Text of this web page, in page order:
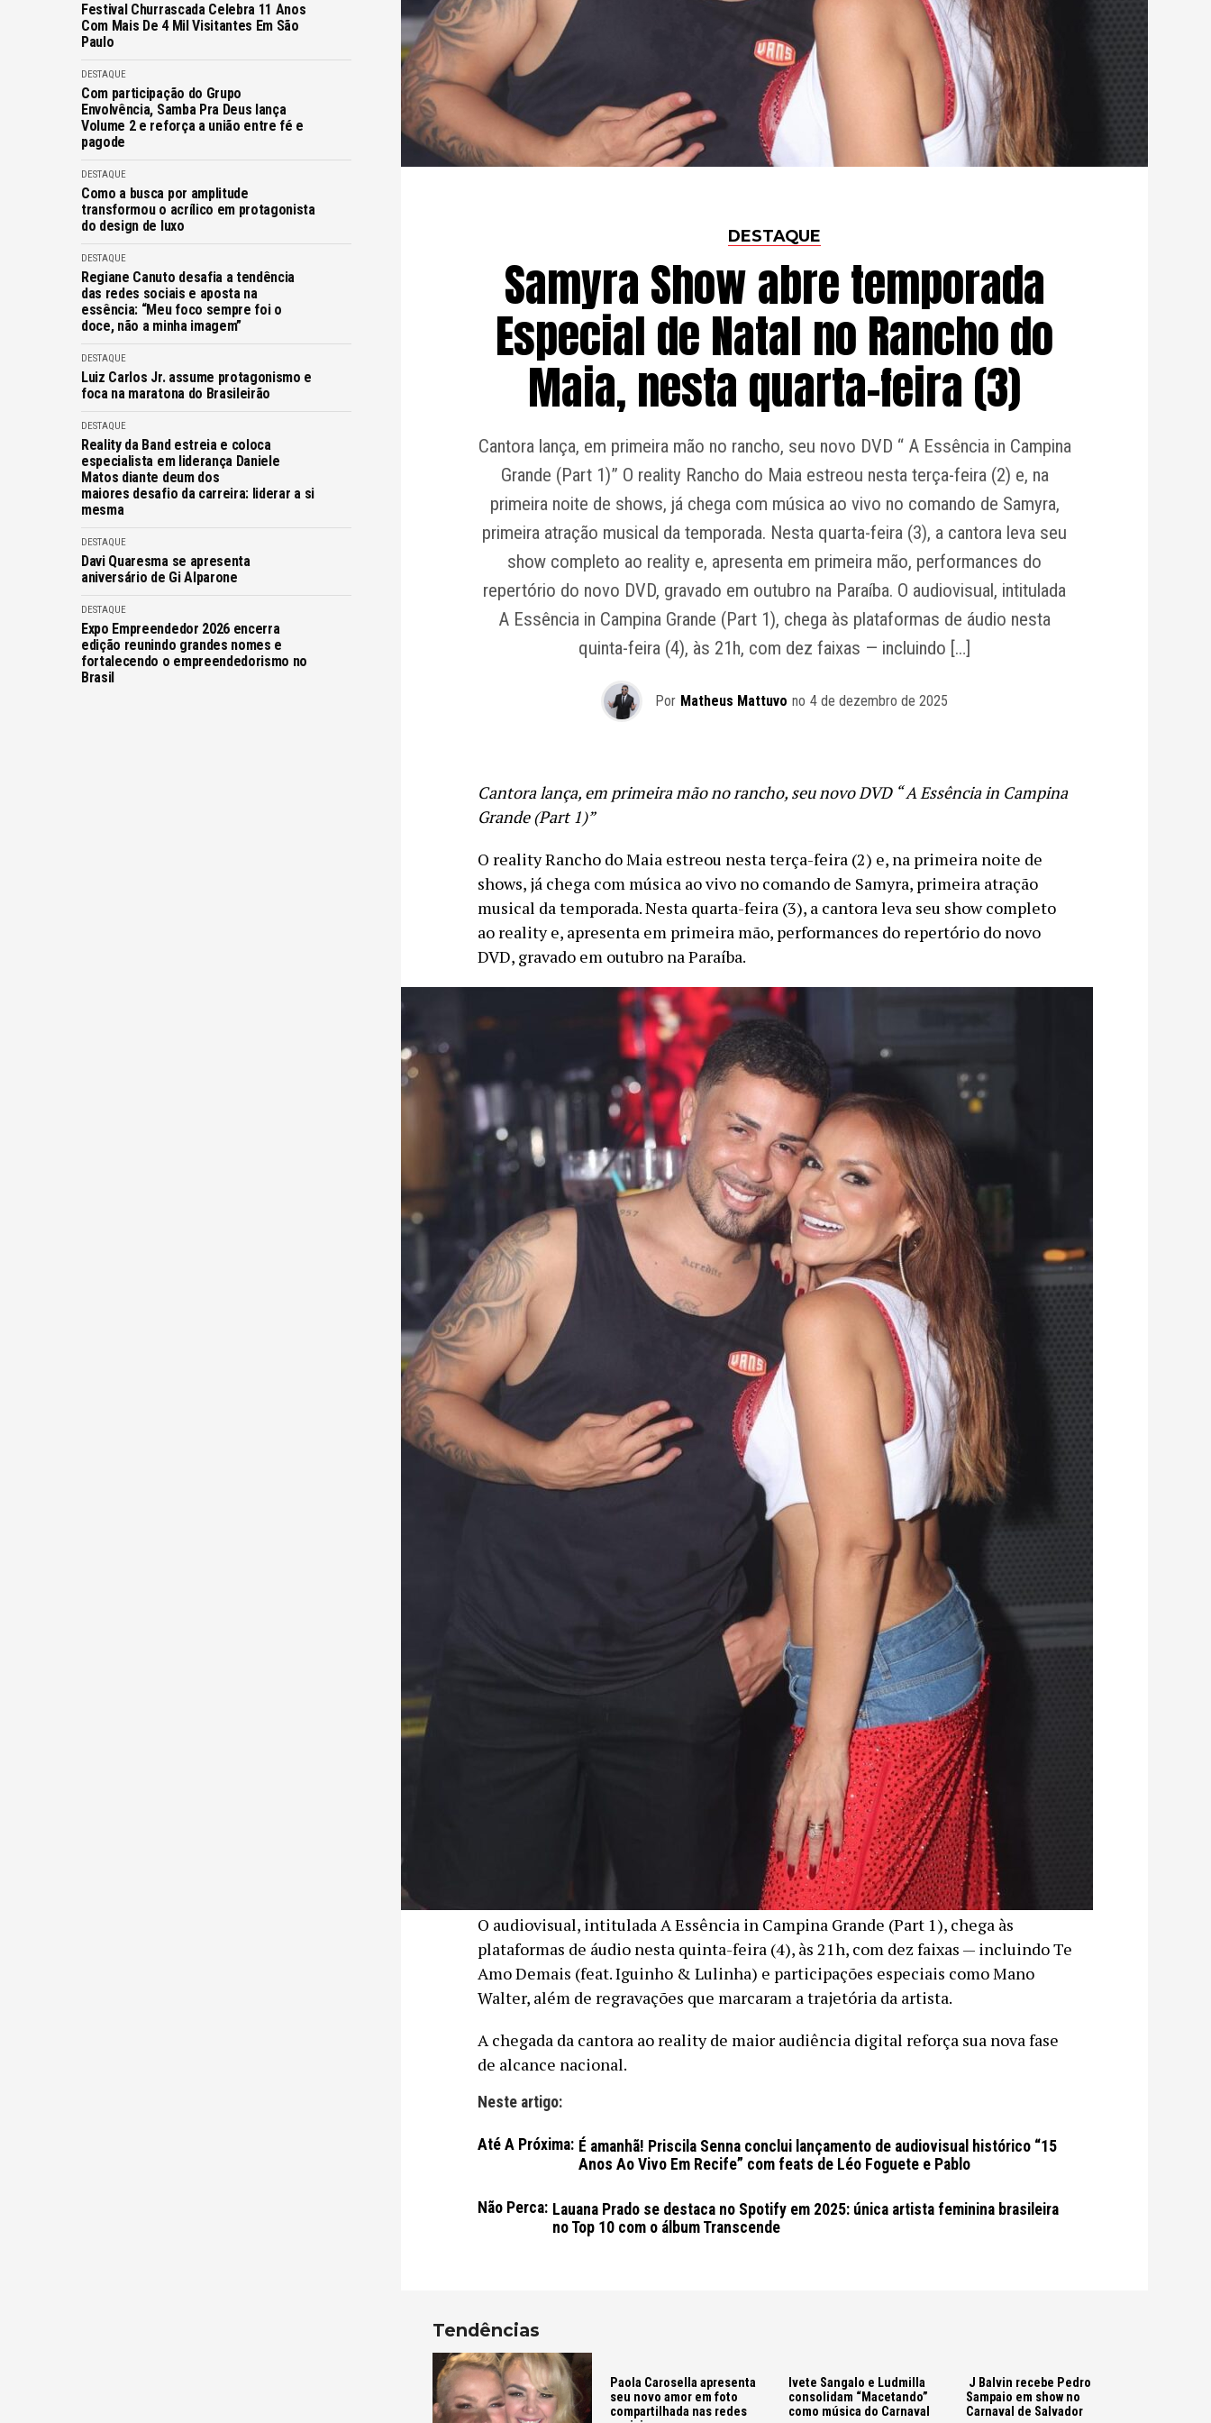
Festival Churrascada Celebra 11 Anos
Com Mais De 4 Mil Visitantes Em São
Paulo
DESTAQUE
Com participação do Grupo
Envolvência, Samba Pra Deus lança
Volume 2 e reforça a união entre fé e
pagode
DESTAQUE
Como a busca por amplitude
transformou o acrílico em protagonista
do design de luxo
DESTAQUE
Regiane Canuto desafia a tendência
das redes sociais e aposta na
essência: “Meu foco sempre foi o
doce, não a minha imagem”
DESTAQUE
Luiz Carlos Jr. assume protagonismo e
foca na maratona do Brasileirão
DESTAQUE
Reality da Band estreia e coloca
especialista em liderança Daniele
Matos diante deum dos
maiores desafio da carreira: liderar a si
mesma
DESTAQUE
Davi Quaresma se apresenta
aniversário de Gi Alparone
DESTAQUE
Expo Empreendedor 2026 encerra
edição reunindo grandes nomes e
fortalecendo o empreendedorismo no
Brasil
DESTAQUE
Samyra Show abre temporada
Especial de Natal no Rancho do
Maia, nesta quarta-feira (3)
Cantora lança, em primeira mão no rancho, seu novo DVD “ A Essência in Campina
Grande (Part 1)” O reality Rancho do Maia estreou nesta terça-feira (2) e, na
primeira noite de shows, já chega com música ao vivo no comando de Samyra,
primeira atração musical da temporada. Nesta quarta-feira (3), a cantora leva seu
show completo ao reality e, apresenta em primeira mão, performances do
repertório do novo DVD, gravado em outubro na Paraíba. O audiovisual, intitulada
A Essência in Campina Grande (Part 1), chega às plataformas de áudio nesta
quinta-feira (4), às 21h, com dez faixas — incluindo […]
Por Matheus Mattuvo no 4 de dezembro de 2025
Cantora lança, em primeira mão no rancho, seu novo DVD “ A Essência in Campina
Grande (Part 1)”
O reality Rancho do Maia estreou nesta terça-feira (2) e, na primeira noite de
shows, já chega com música ao vivo no comando de Samyra, primeira atração
musical da temporada. Nesta quarta-feira (3), a cantora leva seu show completo
ao reality e, apresenta em primeira mão, performances do repertório do novo
DVD, gravado em outubro na Paraíba.
O audiovisual, intitulada A Essência in Campina Grande (Part 1), chega às
plataformas de áudio nesta quinta-feira (4), às 21h, com dez faixas — incluindo Te
Amo Demais (feat. Iguinho & Lulinha) e participações especiais como Mano
Walter, além de regravações que marcaram a trajetória da artista.
A chegada da cantora ao reality de maior audiência digital reforça sua nova fase
de alcance nacional.
Neste artigo:
Até A Próxima: É amanhã! Priscila Senna conclui lançamento de audiovisual histórico “15
Anos Ao Vivo Em Recife” com feats de Léo Foguete e Pablo
Não Perca: Lauana Prado se destaca no Spotify em 2025: única artista feminina brasileira
no Top 10 com o álbum Transcende
Tendências
Paola Carosella apresenta
seu novo amor em foto
compartilhada nas redes
Ivete Sangalo e Ludmilla
consolidam “Macetando”
como música do Carnaval
J Balvin recebe Pedro
Sampaio em show no
Carnaval de Salvador